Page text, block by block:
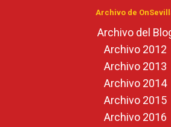
Archivo de
Archivo del
Archivo 2012
Archivo 2013
Archivo 2014
Archivo 2015
Archivo 2016